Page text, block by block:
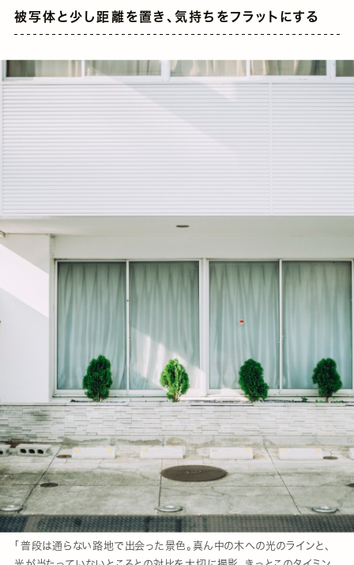
被写体と少し距離を置き、気持ちをフラットにする
「普段は通らない路地で出会った景色。真ん中の木への光のラインと、